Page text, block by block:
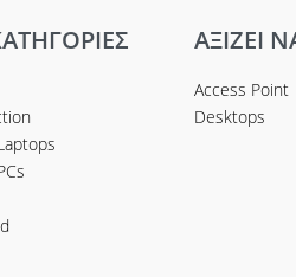
ΑΞΙΖΕΙ
Access Point
Desktops